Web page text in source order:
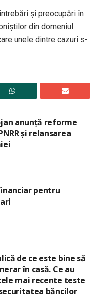
și preocupări în
din domeniul
unele dintre cazuri s-
anunță reforme
și relansarea
pentru
de ce este bine să
în casă. Ce au
mai recente teste
băncilor